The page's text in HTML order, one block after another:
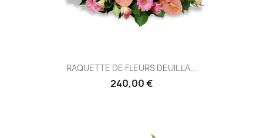
RAQUETTE DE FLEURS DEUIL LA...
240,00 €